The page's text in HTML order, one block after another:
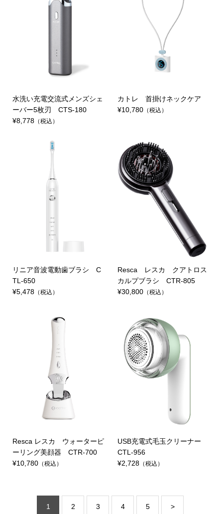
水洗い充電交流式メンズシェ
ーバー5枚刃 CTS-180
¥8,778（税込）
カトレ 首掛けネックケア
¥10,780 （税込）
リニア音波電動歯ブラシ C
TL-650
¥5,478（税込）
Resca レスカ クアトロス
カルプブラシ CTR-805
¥30,800 （税込）
Resca レスカ ウォーターピ
ーリング美顔器 CTR-700
¥10,780（税込）
USB充電式毛玉クリーナー
CTL-956
¥2,728 （税込）
カレントペ
1 Page
2 Page
3 Page
4 Page
5 >
最終ページ
Last